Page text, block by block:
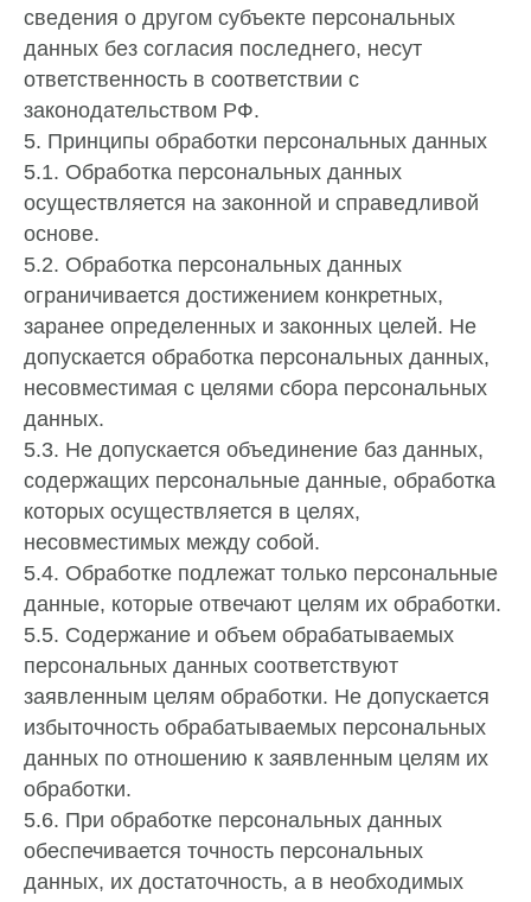
сведения о другом субъекте персональных
данных без согласия последнего, несут
ответственность в соответствии с
законодательством РФ.
5. Принципы обработки персональных данных
5.1. Обработка персональных данных
осуществляется на законной и справедливой
основе.
5.2. Обработка персональных данных
ограничивается достижением конкретных,
заранее определенных и законных целей. Не
допускается обработка персональных данных,
несовместимая с целями сбора персональных
данных.
5.3. Не допускается объединение баз данных,
содержащих персональные данные, обработка
которых осуществляется в целях,
несовместимых между собой.
5.4. Обработке подлежат только персональные
данные, которые отвечают целям их обработки.
5.5. Содержание и объем обрабатываемых
персональных данных соответствуют
заявленным целям обработки. Не допускается
избыточность обрабатываемых персональных
данных по отношению к заявленным целям их
обработки.
5.6. При обработке персональных данных
обеспечивается точность персональных
данных, их достаточность, а в необходимых
Получить индивидуальное предложение